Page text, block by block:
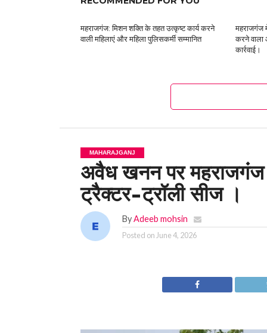
महराजगंज: मिशन शक्ति के तहत उत्कृष्ट कार्य करने
वाली महिलाएं और महिला पुलिसकर्मी सम्मानित
महराजगंज
करने वाला
कार्रवाई।
MAHARAJGANJ
अवैध खनन पर महराजगंज
ट्रैक्टर-ट्रॉली सीज ‌।
ByAdeeb mohsin
Posted on June 4, 2026